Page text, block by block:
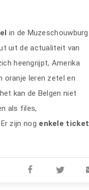
in de Muzeschouwburg
uit de actualiteit van
heengrijpt, Amerika
oranje leren zetel en
kan de Belgen niet
als files,
zijn nog enkele